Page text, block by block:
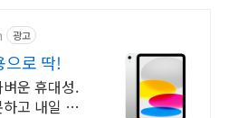
광고
으로 딱!
운 휴대성.
고 내일 받